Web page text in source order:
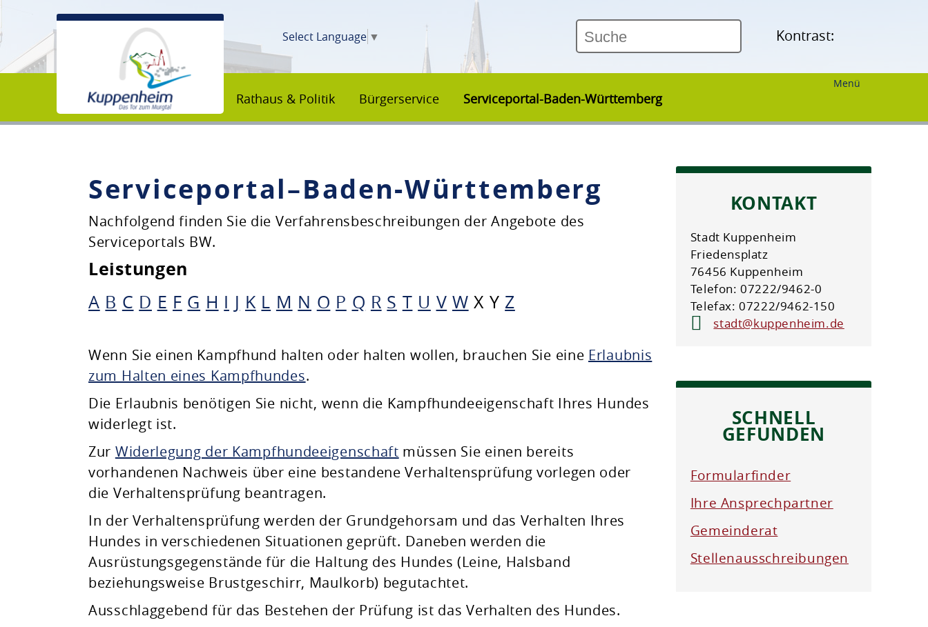
Select Language ▼ Kontrast:
Menü
Rathaus & Politik Bürgerservice Serviceportal-Baden-Württemberg
Unsere Stadt
Rathaus & Politik
Natur & Umwelt
Freizeit & Leben
Serviceportal–Baden-Württemberg
Nachfolgend finden Sie die Verfahrensbeschreibungen der Angebote des
Serviceportals BW.
Leistungen
A B C D E F G H I J K L M N O P Q R S T U V W X Y Z
Wenn Sie einen Kampfhund halten oder halten wollen, brauchen Sie eine Erlaubnis
zum Halten eines Kampfhundes.
Die Erlaubnis benötigen Sie nicht, wenn die Kampfhundeeigenschaft Ihres Hundes
widerlegt ist.
Zur Widerlegung der Kampfhundeeigenschaft müssen Sie einen bereits
vorhandenen Nachweis über eine bestandene Verhaltensprüfung vorlegen oder
die Verhaltensprüfung beantragen.
In der Verhaltensprüfung werden der Grundgehorsam und das Verhalten Ihres
Hundes in verschiedenen Situationen geprüft. Daneben werden die
Ausrüstungsgegenstände für die Haltung des Hundes (Leine, Halsband
beziehungsweise Brustgeschirr, Maulkorb) begutachtet.
Ausschlaggebend für das Bestehen der Prüfung ist das Verhalten des Hundes.
KONTAKT
Stadt Kuppenheim
Friedensplatz
76456 Kuppenheim
Telefon: 07222/9462-0
Telefax: 07222/9462-150
stadt@kuppenheim.de
SCHNELL
GEFUNDEN
Formularfinder
Ihre Ansprechpartner
Gemeinderat
Stellenausschreibungen